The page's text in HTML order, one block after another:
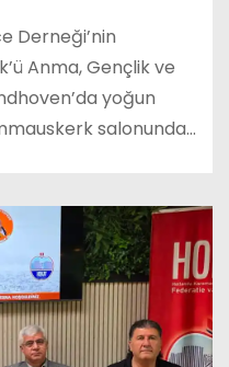
Derneği’nin
Anma, Gençlik ve
yoğun
salonunda…